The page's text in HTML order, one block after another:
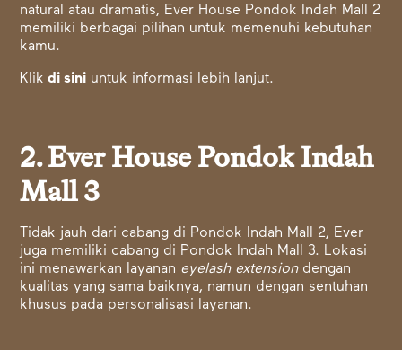
natural atau dramatis, Ever House Pondok Indah Mall 2
memiliki berbagai pilihan untuk memenuhi kebutuhan
kamu.
Klik di sini untuk informasi lebih lanjut.
2. Ever House Pondok Indah
Mall 3
Tidak jauh dari cabang di Pondok Indah Mall 2, Ever
juga memiliki cabang di Pondok Indah Mall 3. Lokasi
ini menawarkan layanan eyelash extensiondengan
kualitas yang sama baiknya, namun dengan sentuhan
khusus pada personalisasi layanan.